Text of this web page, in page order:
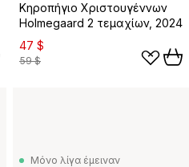
Κηροπήγιο Χριστουγέννων
Holmegaard 2 τεμαχίων, 2024
47 $
59 $
Μόνο λίγα έμειναν